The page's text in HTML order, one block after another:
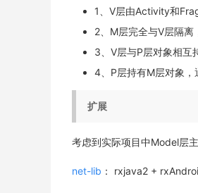
1、V层由Activity和
2、M层完全与V层隔
3、V层与P层对象相互
4、P层持有M层对象
扩展
考虑到实际项目中Model层
net-lib ： rxjava2 +